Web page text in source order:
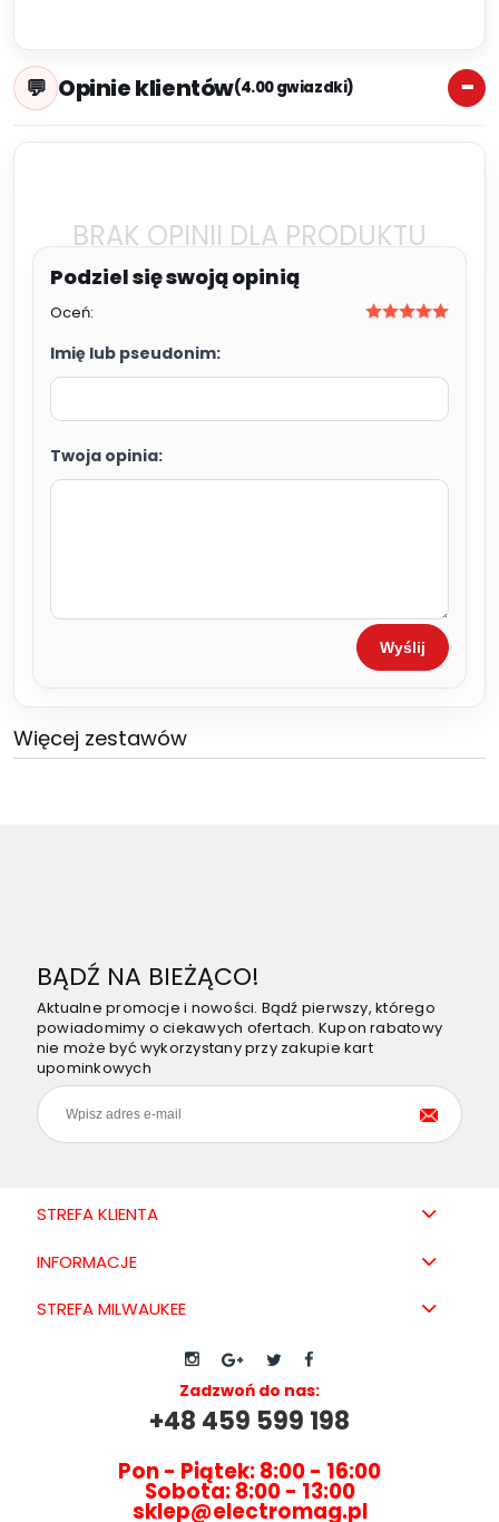
Opinie klientów(4.00 gwiazdki)
BRAK OPINII DLA PRODUKTU
Oceń:
Imię lub pseudonim:
Twoja opinia:
Wyślij
Więcej zestawów
BĄDŹ NA BIEŻĄCO!
Aktualne promocje i nowości. Bądź pierwszy, którego
powiadomimy o ciekawych ofertach. Kupon rabatowy
nie może być wykorzystany przy zakupie kart
upominkowych
STREFA KLIENTA
INFORMACJE
STREFA MILWAUKEE
Zadzwoń do nas:
+48 459 599 198
Pon - Piątek: 8:00 - 16:00
Sobota: 8:00 - 13:00
sklep@electromag.pl